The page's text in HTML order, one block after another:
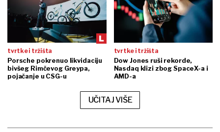
tvrtke i tržišta
Porsche pokrenuo likvidaciju
bivšeg Rimčevog Greypa,
pojačanje u CSG-u
tvrtke i tržišta
Dow Jones ruši rekorde,
Nasdaq klizi zbog SpaceX-a i
AMD-a
UČITAJ VIŠE